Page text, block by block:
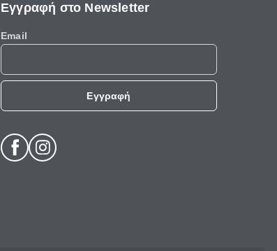
Εγγραφή στο Newsletter
Email
Εγγραφή